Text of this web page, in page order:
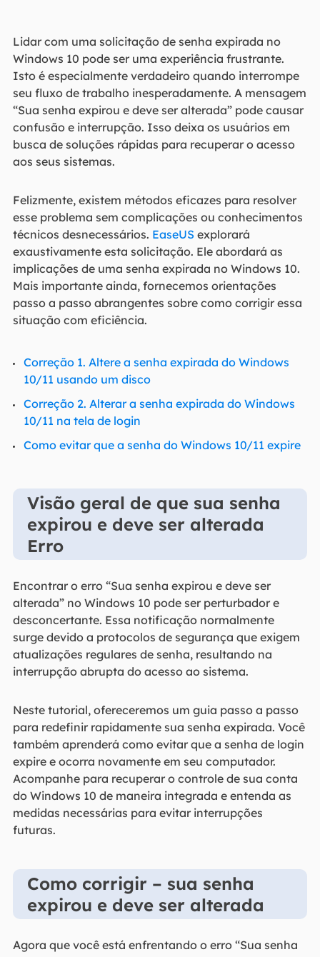
Lidar com uma solicitação de senha expirada no
Windows 10 pode ser uma experiência frustrante.
Isto é especialmente verdadeiro quando interrompe
seu fluxo de trabalho inesperadamente. A mensagem
“Sua senha expirou e deve ser alterada” pode causar
confusão e interrupção. Isso deixa os usuários em
busca de soluções rápidas para recuperar o acesso
aos seus sistemas.
Felizmente, existem métodos eficazes para resolver
esse problema sem complicações ou conhecimentos
técnicos desnecessários. EaseUS explorará
exaustivamente esta solicitação. Ele abordará as
implicações de uma senha expirada no Windows 10.
Mais importante ainda, fornecemos orientações
passo a passo abrangentes sobre como corrigir essa
situação com eficiência.
Correção 1. Altere a senha expirada do Windows
10/11 usando um disco
Correção 2. Alterar a senha expirada do Windows
10/11 na tela de login
Como evitar que a senha do Windows 10/11 expire
Visão geral de que sua senha
expirou e deve ser alterada
Erro
Encontrar o erro “Sua senha expirou e deve ser
alterada” no Windows 10 pode ser perturbador e
desconcertante. Essa notificação normalmente
surge devido a protocolos de segurança que exigem
atualizações regulares de senha, resultando na
interrupção abrupta do acesso ao sistema.
Neste tutorial, ofereceremos um guia passo a passo
para redefinir rapidamente sua senha expirada. Você
também aprenderá como evitar que a senha de login
expire e ocorra novamente em seu computador.
Acompanhe para recuperar o controle de sua conta
do Windows 10 de maneira integrada e entenda as
medidas necessárias para evitar interrupções
futuras.
Como corrigir – sua senha
expirou e deve ser alterada
Agora que você está enfrentando o erro “Sua senha